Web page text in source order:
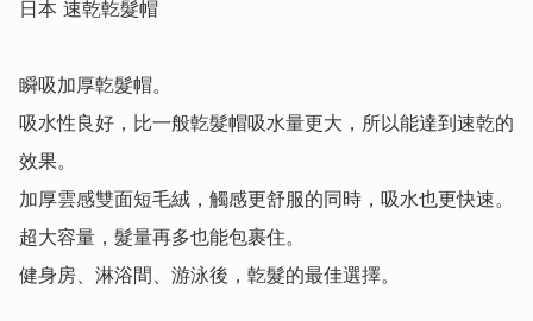
日本 速乾亁髮帽
瞬吸加厚亁髮帽。
吸水性良好，比一般亁髮帽吸水量更大，所以能達到速乾的
效果。
加厚雲感雙面短毛絨，觸感更舒服的同時，吸水也更快速。
超大容量，髮量再多也能包裹住。
健身房、淋浴間、游泳後，亁髮的最佳選擇。